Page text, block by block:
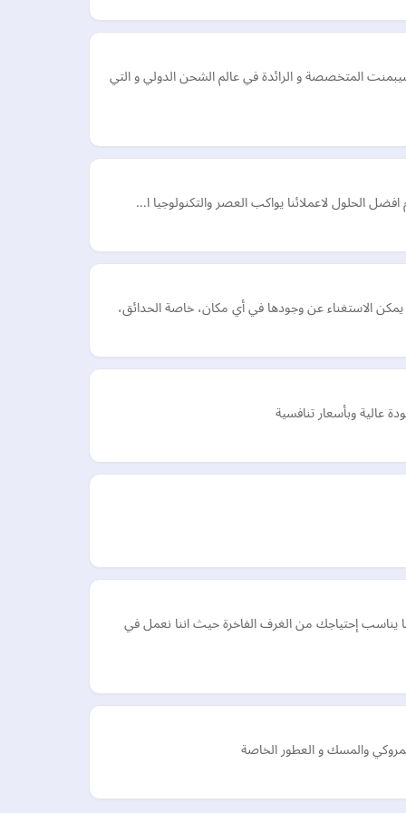
المتخصصة و الرائدة في عالم الشحن الدولي و التي
الاستغناء عن وجودها في أي مكان، خاصة الحدائق،
وبأسعار تنافسية
يناسب إحتياجك من الغرف الفاخرة حيث اننا نعمل في
والمسك و العطور الخاصة